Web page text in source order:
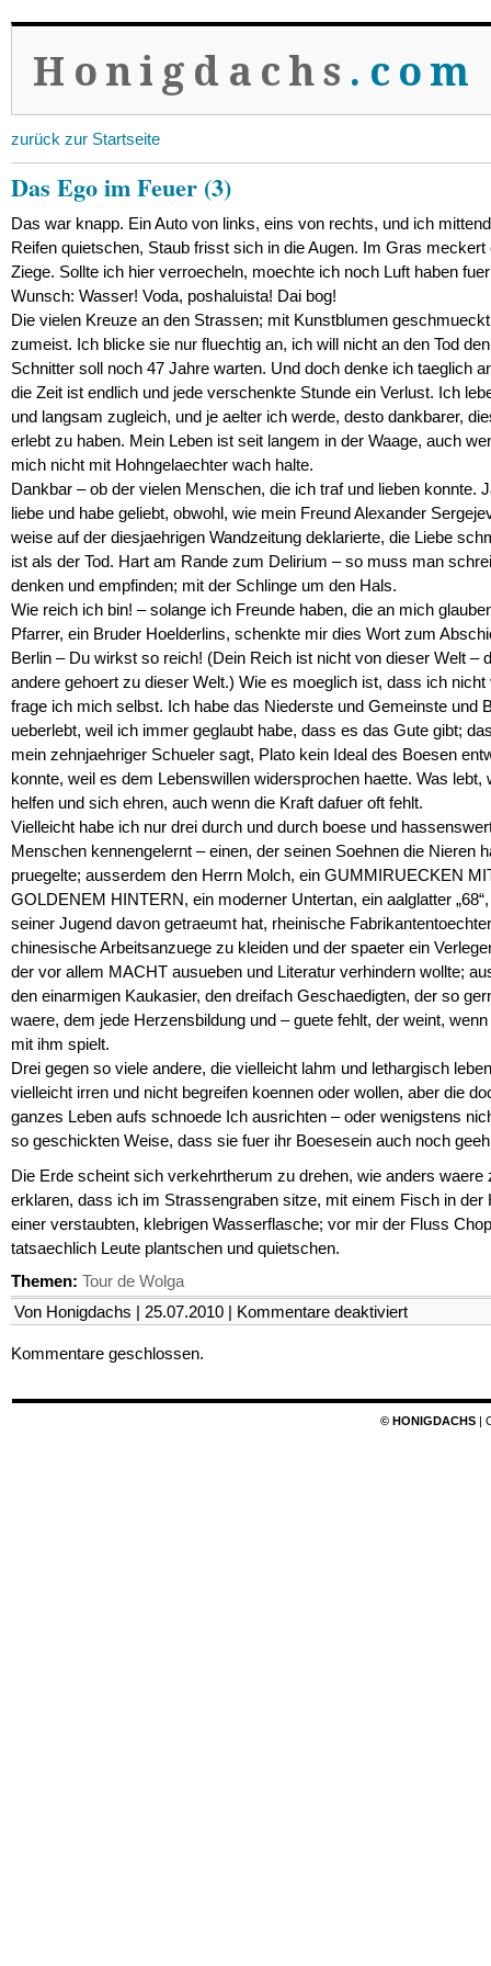
Honigdachs .com
zurück zur Startseite
Das Ego im Feuer (3)
Das war knapp. Ein Auto von links, eins von rechts, und ich
Reifen quietschen, Staub frisst sich in die Augen. Im Gras meckert
Ziege. Sollte ich hier verroecheln, moechte ich noch Luft haben
Wunsch: Wasser! Voda, poshaluista! Dai bog!
Die vielen Kreuze an den Strassen; mit Kunstblumen
zumeist. Ich blicke sie nur fluechtig an, ich will nicht an den Tod
Schnitter soll noch 47 Jahre warten. Und doch denke ich taeglich
die Zeit ist endlich und jede verschenkte Stunde ein Verlust. Ich
und langsam zugleich, und je aelter ich werde, desto dankbarer,
erlebt zu haben. Mein Leben ist seit langem in der Waage, auch
mich nicht mit Hohngelaechter wach halte.
Dankbar – ob der vielen Menschen, die ich traf und lieben konnte.
liebe und habe geliebt, obwohl, wie mein Freund Alexander
weise auf der diesjaehrigen Wandzeitung deklarierte, die Liebe
ist als der Tod. Hart am Rande zum Delirium – so muss man
denken und empfinden; mit der Schlinge um den Hals.
Wie reich ich bin! – solange ich Freunde haben, die an mich
Pfarrer, ein Bruder Hoelderlins, schenkte mir dies Wort zum
Berlin – Du wirkst so reich! (Dein Reich ist nicht von dieser Welt –
andere gehoert zu dieser Welt.) Wie es moeglich ist, dass ich nicht
frage ich mich selbst. Ich habe das Niederste und Gemeinste und
ueberlebt, weil ich immer geglaubt habe, dass es das Gute gibt;
mein zehnjaehriger Schueler sagt, Plato kein Ideal des Boesen
konnte, weil es dem Lebenswillen widersprochen haette. Was lebt,
helfen und sich ehren, auch wenn die Kraft dafuer oft fehlt.
Vielleicht habe ich nur drei durch und durch boese und
Menschen kennengelernt – einen, der seinen Soehnen die Nieren
pruegelte; ausserdem den Herrn Molch, ein GUMMIRUECKEN
GOLDENEM HINTERN, ein moderner Untertan, ein aalglatter
seiner Jugend davon getraeumt hat, rheinische
chinesische Arbeitsanzuege zu kleiden und der spaeter ein
der vor allem MACHT ausueben und Literatur verhindern wollte;
den einarmigen Kaukasier, den dreifach Geschaedigten, der so
waere, dem jede Herzensbildung und – guete fehlt, der weint,
mit ihm spielt.
Drei gegen so viele andere, die vielleicht lahm und lethargisch
vielleicht irren und nicht begreifen koennen oder wollen, aber die
ganzes Leben aufs schnoede Ich ausrichten – oder wenigstens
so geschickten Weise, dass sie fuer ihr Boesesein auch noch
Die Erde scheint sich verkehrtherum zu drehen, wie anders waere
erklaren, dass ich im Strassengraben sitze, mit einem Fisch in der
einer verstaubten, klebrigen Wasserflasche; vor mir der Fluss
tatsaechlich Leute plantschen und quietschen.
Themen: Tour de Wolga
Von Honigdachs | 25.07.2010 | Kommentare deaktiviertfür
Das
Kommentare geschlossen.
© HONIGDACHS |